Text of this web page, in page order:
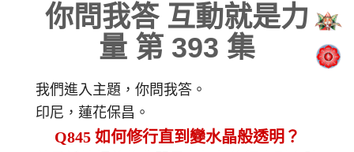
你問我答 互動就是力
量 第 393 集
我們進入主題，你問我答。
印尼，蓮花保昌。
Q845 如何修行直到變水晶般透明？